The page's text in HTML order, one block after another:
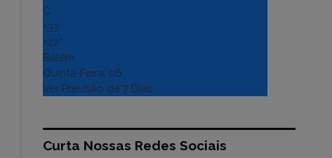
C
+33°
+22°
Belém
Quinta-Feira, 06
Ver Previsão de 7 Dias
Curta Nossas Redes Sociais